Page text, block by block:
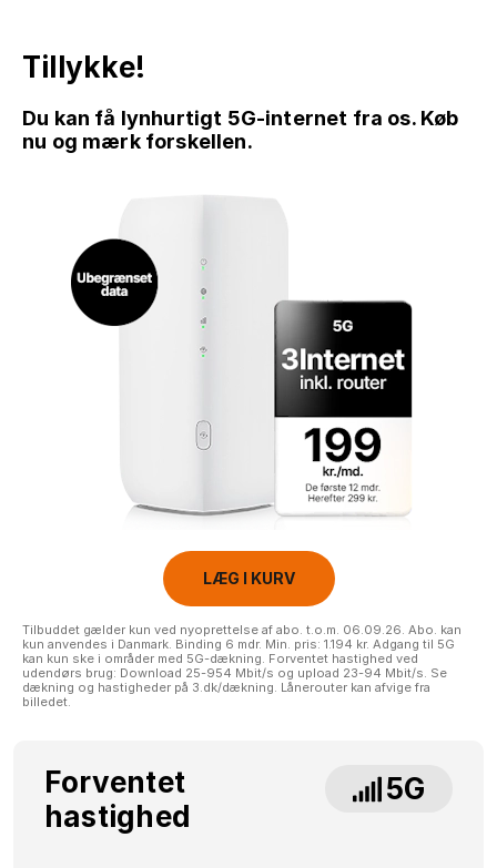
Tillykke!
Du kan få lynhurtigt 5G-internet fra os. Køb
nu og mærk forskellen.
LÆG I KURV
Tilbuddet gælder kun ved nyoprettelse af abo. t.o.m. 06.09.26. Abo. kan
kun anvendes i Danmark. Binding 6 mdr. Min. pris: 1.194 kr. Adgang til 5G
kan kun ske i områder med 5G-dækning. Forventet hastighed ved
udendørs brug: Download 25-954 Mbit/s og upload 23-94 Mbit/s. Se
dækning og hastigheder på 3.dk/dækning. Lånerouter kan afvige fra
billedet.
Forventet
hastighed
5G